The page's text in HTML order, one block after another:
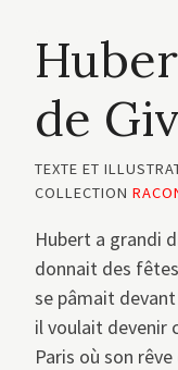
de
TEXTE ET
COLLECTION
Hubert a grandi
donnait des
se pâmait
il voulait devenir
Paris où son